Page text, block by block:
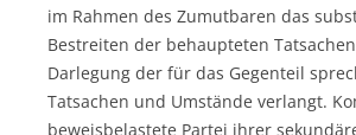
im Rahmen des Zumutbaren das
Bestreiten der behaupteten
Darlegung der für das Gegenteil
Tatsachen und Umstände verlangt.
beweisbelastete Partei ihrer